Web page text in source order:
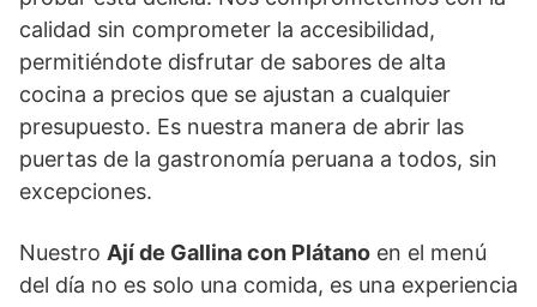
calidad sin comprometer la accesibilidad,
permitiéndote disfrutar de sabores de alta
cocina a precios que se ajustan a cualquier
presupuesto. Es nuestra manera de abrir las
puertas de la gastronomía peruana a todos, sin
excepciones.
Nuestro Ají de Gallina con Plátano en el menú
del día no es solo una comida, es una experiencia